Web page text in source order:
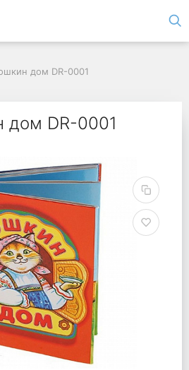
дом DR-0001
дом DR-0001